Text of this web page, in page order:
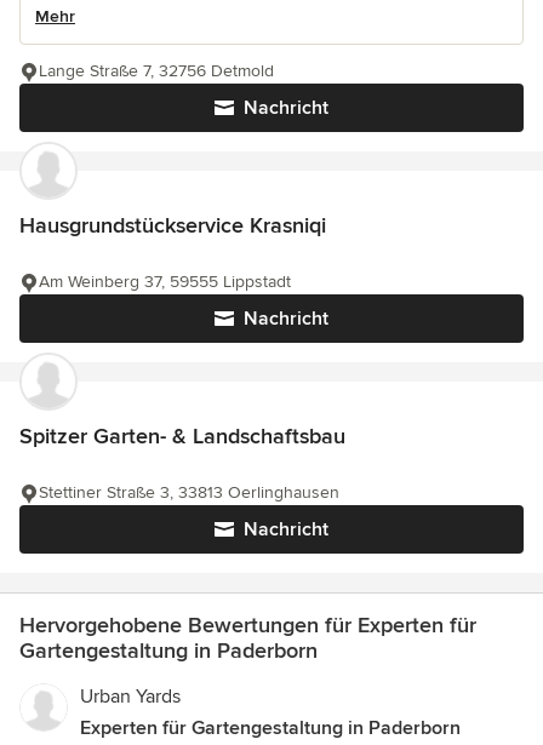
Mehr
Nachricht
Lange Straße 7, 32756 Detmold
Hausgrundstückservice Krasniqi
Nachricht
Am Weinberg 37, 59555 Lippstadt
Spitzer Garten- & Landschaftsbau
Nachricht
Stettiner Straße 3, 33813 Oerlinghausen
Hervorgehobene Bewertungen für Experten für
Gartengestaltung in Paderborn
Urban Yards
Experten für Gartengestaltung in Paderborn